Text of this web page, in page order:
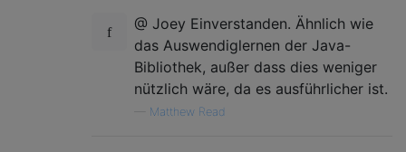
@ Joey Einverstanden. Ähnlich wie
das Auswendiglernen der Java-
Bibliothek, außer dass dies weniger
nützlich wäre, da es ausführlicher ist.
Matthew Read